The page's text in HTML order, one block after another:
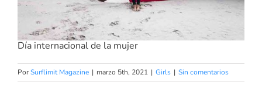
Día internacional de la mujer
PorSurflimit Magazine | marzo 5th, 2021 | Girls | Sin comentarios